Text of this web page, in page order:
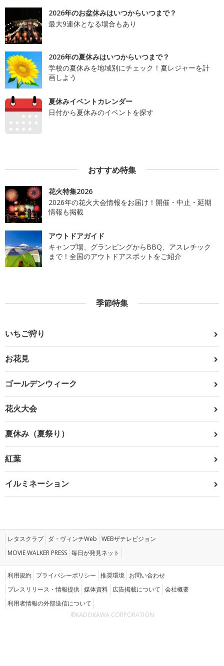
2026年のお盆休みはいつからいつまで？
最大9連休となる場合もあり
2026年の夏休みはいつからいつまで？
学校の夏休みを地域別にチェック！夏レジャーを計
画しよう
夏休みイベントカレンダー
日付から夏休みのイベントを探す
おすすめ特集
花火特集2026
2026年の花火大会情報をお届け！開催・中止・延期
情報も掲載
アウトドアガイド
キャンプ場、グランピングからBBQ、アスレチック
まで！全国のアウトドアスポットをご紹介
季節特集
いちご狩り
お花見
ゴールデンウィーク
花火大会
夏休み（夏祭り）
紅葉
イルミネーション
レタスクラブ ダ・ヴィンチWeb WEBザテレビジョン
MOVIE WALKER PRESS 毎日が発見ネット
利用規約 プライバシーポリシー 推奨環境 お問い合わせ
プレスリリース・情報提供 媒体資料 広告掲載について 会社概要
利用者情報の外部送信について
©KADOKAWA CORPORATION